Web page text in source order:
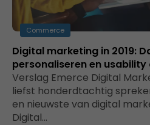
Commerce
Digital marketing in 2019:
personaliseren en usability
Verslag Emerce Digital
liefst honderdtachtig
en nieuwste van digital
Digital…